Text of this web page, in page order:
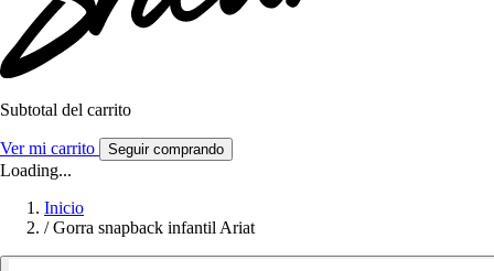
Subtotal del carrito
Ver mi carrito Seguir comprando
Loading...
Inicio
/ Gorra snapback infantil Ariat